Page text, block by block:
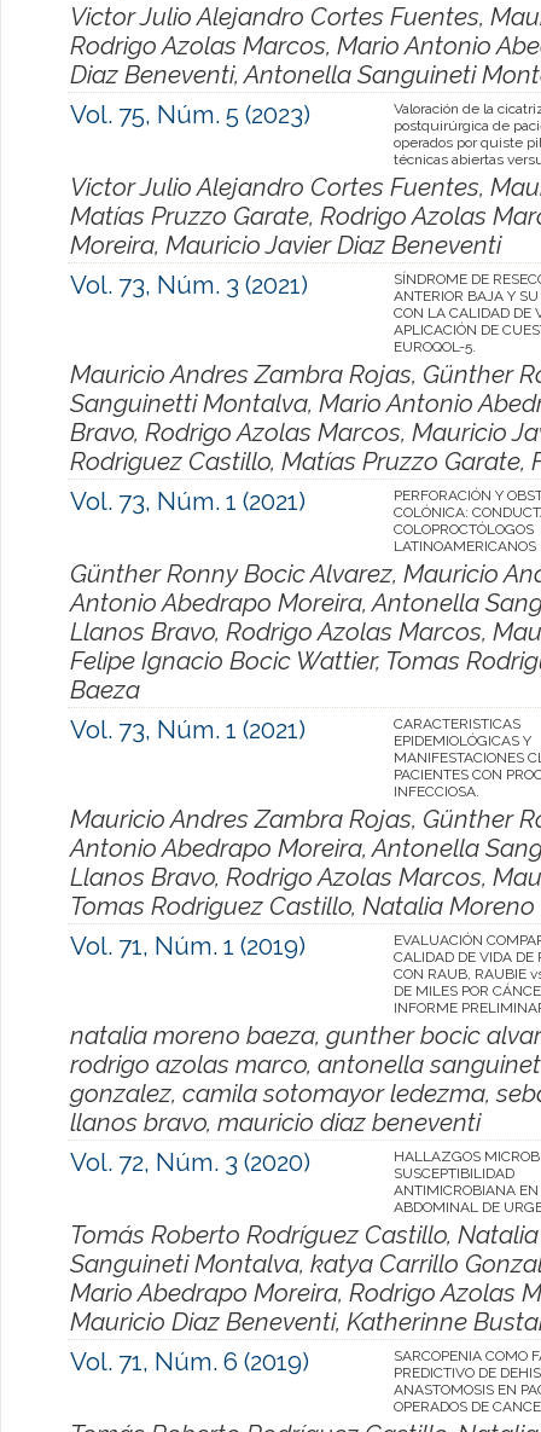
Victor Julio Alejandro Cortes Fuentes,
Rodrigo Azolas Marcos, Mario Antonio
Diaz Beneventi, Antonella Sanguineti
Vol. 75, Núm. 5 (2023)
Valoración de la
postquirúrgica de
operados por quiste
técnicas abiertas
Victor Julio Alejandro Cortes Fuentes,
Matías Pruzzo Garate, Rodrigo Azolas
Moreira, Mauricio Javier Diaz Beneventi
Vol. 73, Núm. 3 (2021)
SÍNDROME DE
ANTERIOR BAJA Y
CON LA CALIDAD DE
APLICACIÓN DE
EUROQOL-5.
Mauricio Andres Zambra Rojas, Günther
Sanguinetti Montalva, Mario Antonio
Bravo, Rodrigo Azolas Marcos, Mauricio
Rodriguez Castillo, Matías Pruzzo Garate,
Vol. 73, Núm. 1 (2021)
PERFORACIÓN Y
COLÓNICA:
COLOPROCTÓLOGOS
LATINOAMERICANOS
Günther Ronny Bocic Alvarez, Mauricio
Antonio Abedrapo Moreira, Antonella
Llanos Bravo, Rodrigo Azolas Marcos,
Felipe Ignacio Bocic Wattier, Tomas
Baeza
Vol. 73, Núm. 1 (2021)
CARACTERISTICAS
EPIDEMIOLÓGICAS Y
MANIFESTACIONES
PACIENTES CON
INFECCIOSA.
Mauricio Andres Zambra Rojas, Günther
Antonio Abedrapo Moreira, Antonella
Llanos Bravo, Rodrigo Azolas Marcos,
Tomas Rodriguez Castillo, Natalia
Vol. 71, Núm. 1 (2019)
EVALUACIÓN
CALIDAD DE VIDA DE
CON RAUB, RAUBIE
DE MILES POR
INFORME
natalia moreno baeza, gunther bocic
rodrigo azolas marco, antonella
gonzalez, camila sotomayor ledezma,
llanos bravo, mauricio diaz beneventi
Vol. 72, Núm. 3 (2020)
HALLAZGOS
SUSCEPTIBILIDAD
ANTIMICROBIANA
ABDOMINAL DE
Tomás Roberto Rodríguez Castillo,
Sanguineti Montalva, katya Carrillo
Mario Abedrapo Moreira, Rodrigo Azolas
Mauricio Diaz Beneventi, Katherinne
Vol. 71, Núm. 6 (2019)
SARCOPENIA COMO
PREDICTIVO DE
ANASTOMOSIS EN
OPERADOS DE